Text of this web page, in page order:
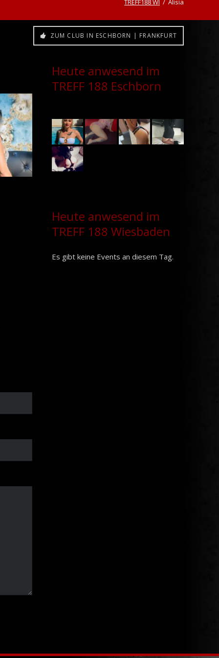
TREFF188 WI Alisia
ZUM CLUB IN ESCHBORN | FRANKFURT
Heute anwesend im
TREFF 188 Eschborn
Heute anwesend im
TREFF 188 Wiesbaden
Es gibt keine Events an diesem Tag.